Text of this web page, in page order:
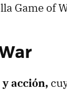
Game of
acción,